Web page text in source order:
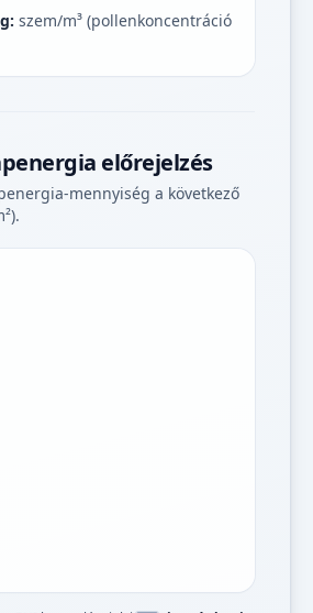
szem/m³ (pollenkoncentráció
előrejelzés
mennyiség a következő
jelmagyarázatához